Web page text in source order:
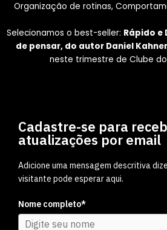
Organização de rotinas,
Selecionamos o best-seller: Rápido e
de pensar, do autor Daniel
neste trimestre de Clube do
Cadastre-se para
atualizações por email
Adicione uma mensagem descritiva
visitante pode esperar aqui.
Nome completo*